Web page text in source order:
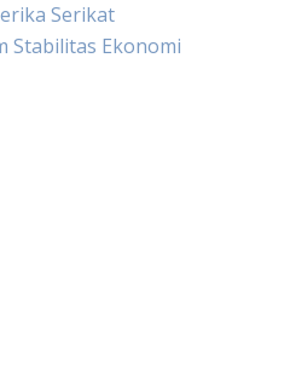
Serikat
Stabilitas Ekonomi